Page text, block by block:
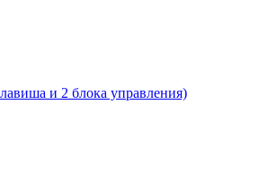
и 2 блока управления)